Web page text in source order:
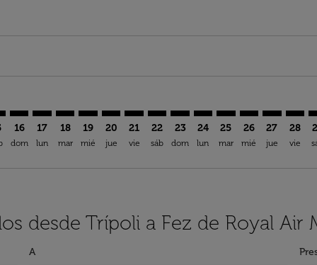
16
dom
17
lun
18
mar
19
mié
MJI–FEZ: cmp-view-offers-disclaimer.
20
jue
MJI–FEZ: cmp-view-offers-
21
vie
MJI–FEZ: cmp-view-offers-
22
sáb
MJI–FEZ: cmp-view-offers-
23
dom
MJI–FEZ: cmp-view-
24
lun
MJI–FEZ: cmp-
25
mar
MJI–FEZ:
26
mié
27
jue
28
vie
desde Trípoli a Fez de Royal Air
A